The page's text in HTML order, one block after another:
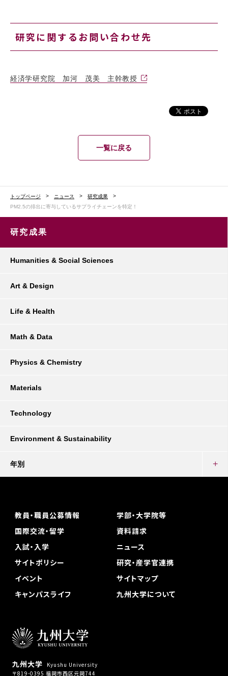
研究に関するお問い合わせ先
経済学研究院 加河 茂美 主幹教授
一覧に戻る
トップページ ニュース
研究成果
PM2.5の排出に寄与しているサプライチェーンを特定！
研究成果
Humanities & Social Sciences
Art & Design
Life & Health
Math & Data
Physics & Chemistry
Materials
Technology
Environment & Sustainability
年別
九州大学
Kyushu University
〒819-0395 福岡市西区元岡744
教員・職員公募情報
学部・大学院等
国際交流・留学
資料請求
入試・入学
ニュース
サイトポリシー
研究・産学官連携
イベント
サイトマップ
キャンパスライフ
九州大学について